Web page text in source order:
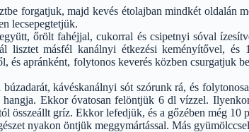
forgatjuk, majd kevés étolajban mindkét oldalán
lecsepegtetjük.
őrölt fahéjjal, cukorral és csipetnyi sóval
lisztet másfél kanálnyi étkezési keményítővel,
és apránként, folytonos keverés közben csurgatjuk
kávéskanálnyi sót szórunk rá, és
Ekkor óvatosan felöntjük 6 dl vízzel.
összeállt gríz. Ekkor lefedjük, és a gőzében még
nyakon öntjük meggymártással. Más